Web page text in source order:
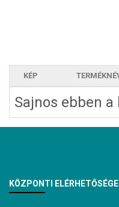
KÉP
Sajnos ebben
KÖZPONTI